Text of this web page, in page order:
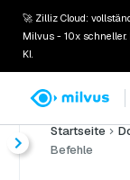
🚀 Zilliz Cloud:
Milvus - 10x schneller.
KI.
Startseite
Befehle